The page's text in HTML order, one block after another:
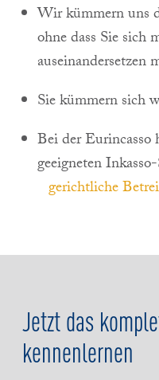
Wir kümmern uns
ohne dass Sie sich
auseinandersetzen
Sie kümmern sich
Bei der Eurincasso
geeigneten
gerichtliche
Jetzt das
kennenlernen